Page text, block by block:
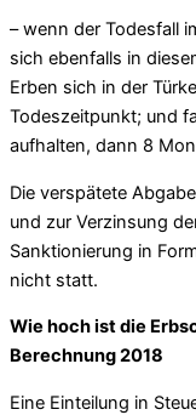
– wenn der Todesfall
sich ebenfalls in
Erben sich in der
Todeszeitpunkt; und
aufhalten, dann 8
Die verspätete
und zur Verzinsung
Sanktionierung in
nicht statt.
Wie hoch ist die
Berechnung 2018
Eine Einteilung in